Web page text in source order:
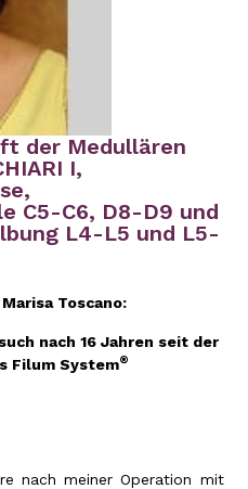
der Medullären
I,
C5-C6, D8-D9 und
L4-L5 und L5-
Toscano:
nach 16 Jahren seit der
Filum System®
nach meiner Operation mit